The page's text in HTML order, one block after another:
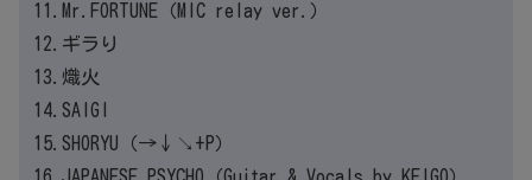
11.Mr.FORTUNE（MIC relay ver.）
12.ギラり
13.熾火
14.SAIGI
15.SHORYU（→↓↘+P）